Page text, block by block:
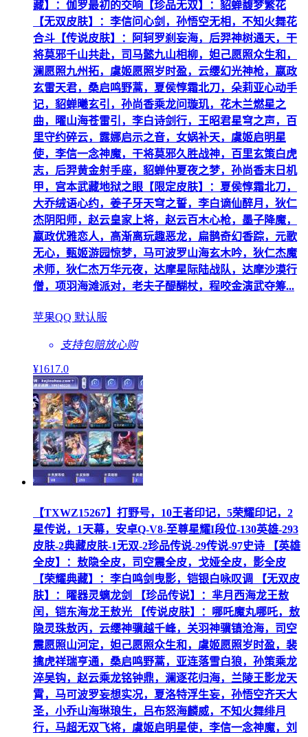
藏】：伽罗最初的交响【珍品无双】：貂蝉馥梦繁花
【无双皮肤】：李信问心剑，孙悟空无相，不知火舞花
合斗【传说皮肤】：阿轲罗刹妄海，后羿神树通天，干
将莫邪千山共赴，司马懿九山相柳，妲己愿照众生和，
澜愿照九州拓，虞姬愿照岁时盈，云缨幻光神枪，嬴政
玄雷天君，桑启鸣野蒿，夏侯惇霜北刀，朵莉亚心动手
记，貂蝉曦玄引，孙尚香乘龙问璇玑，花木兰燃星之
曲，曜山海苍雷引，李白诗剑行，王昭君星穹之声，百
里守约碎云，露娜启示之音，女娲补天，虞姬启明星
使，李信一念神魔，干将莫邪久胜战神，百里玄策白虎
志，后羿黄金射手座，貂蝉仲夏夜之梦，孙尚香末日机
甲，宫本武藏地狱之眼【限定皮肤】：夏侯惇霜北刀，
大乔绒语心约，姜子牙天穹之誓，李白谪仙醉月，狄仁
杰阴阳师，赵云皇家上将，赵云百木心枪，墨子降魔，
嬴政优雅恋人，高渐离玩趣恶龙，扁鹊奇幻香踪，元歌
无心，甄姬游园惊梦，马可波罗山海玄木吟，狄仁杰魔
术师，狄仁杰万华元夜，达摩星际陆战队，达摩沙漠行
僧，项羽海滩派对，老夫子醍醐杖，程咬金演武夺筹...
苹果QQ 默认服
支持包赔放心购
¥1617.0
【TXWZ15267】打野号，10王者印记，5荣耀印记，2
星传说，1天幕，安卓Q-V8-至尊星耀I段位-130英雄-293
皮肤-2典藏皮肤-1无双-2珍品传说-29传说-97史诗 【英雄
全皮】：敖隐全皮，司空震全皮，戈娅全皮，影全皮
【荣耀典藏】：李白鸣剑曳影，铠银白咏叹调 【无双皮
肤】：曜器灵螭龙剑 【珍品传说】：芈月西海龙王敖
闰，铠东海龙王敖光 【传说皮肤】：哪吒魔丸哪吒，敖
隐灵珠敖丙，云缨神骥越千峰，关羽神骥镇沧海，司空
震愿照山河定，妲己愿照众生和，虞姬愿照岁时盈，裴
擒虎祥瑞亨通，桑启鸣野蒿，亚连落雪白狼，孙策乘龙
淬吴钩，赵云乘龙铭钟鼎，澜逐花归海，兰陵王影龙天
霄，马可波罗妄想实况，夏洛特浮生妄，孙悟空齐天大
圣，小乔山海琳琅生，吕布怒海麟威，不知火舞绯月
行，马超无双飞将，虞姬启明星使，李信一念神魔，刘